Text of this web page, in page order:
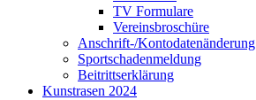
TV Formulare
Vereinsbroschüre
Anschrift-/Kontodatenänderung
Sportschadenmeldung
Beitrittserklärung
Kunstrasen 2024